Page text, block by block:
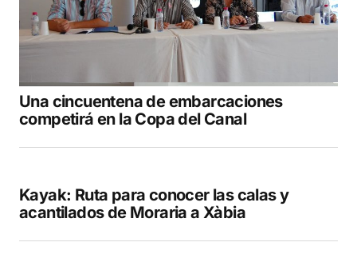
COMENTAR
Una cincuentena de embarcaciones
competirá en la Copa del Canal
Kayak: Ruta para conocer las calas y
acantilados de Moraria a Xàbia